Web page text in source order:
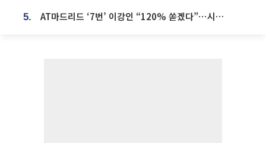
5. AT마드리드 ‘7번’ 이강인 “120% 쏟겠다”⋯시메오네 감독 “필요한 선수”